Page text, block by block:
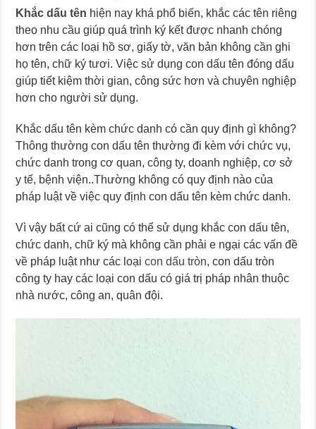
Khắc dấu tên hiện nay khá phổ biến, khắc các tên riêng
theo nhu cầu giúp quá trình ký kết được nhanh chóng
hơn trên các loại hồ sơ, giấy tờ, văn bản không cần ghi
họ tên, chữ ký tươi. Việc sử dụng con dấu tên đóng dấu
giúp tiết kiệm thời gian, công sức hơn và chuyên nghiệp
hơn cho người sử dụng.
Khắc dấu tên kèm chức danh có cần quy định gì không?
Thông thường con dấu tên thường đi kèm với chức vụ,
chức danh trong cơ quan, công ty, doanh nghiệp, cơ sở
y tế, bệnh viện..Thường không có quy định nào của
pháp luật về việc quy định con dấu tên kèm chức danh.
Vì vậy bất cứ ai cũng có thể sử dụng khắc con dấu tên,
chức danh, chữ ký mà không cần phải e ngại các vấn đề
về pháp luật như các loạicon dấu tròn, con dấu tròn
công ty hay các loại con dấu có giá trị pháp nhân thuộc
nhà nước, công an, quân đội.